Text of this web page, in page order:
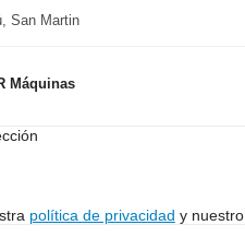
San Martin
Máquinas
política de privacidad y nuestro